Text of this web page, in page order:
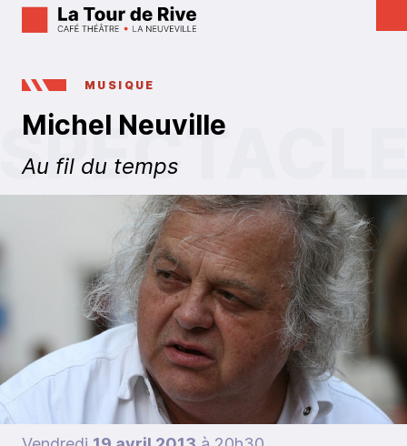
MUSIQUE
Michel Neuville
Au fil du temps